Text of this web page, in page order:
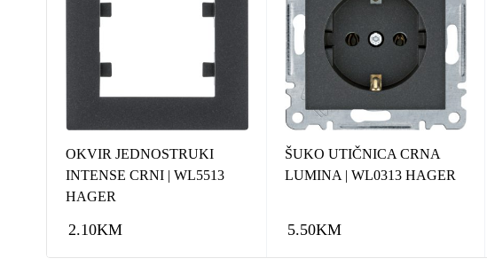
OKVIR JEDNOSTRUKI
INTENSE CRNI | WL5513
HAGER
2.10KM
ŠUKO UTIČNICA CRNA
LUMINA | WL0313 HAGER
5.50KM